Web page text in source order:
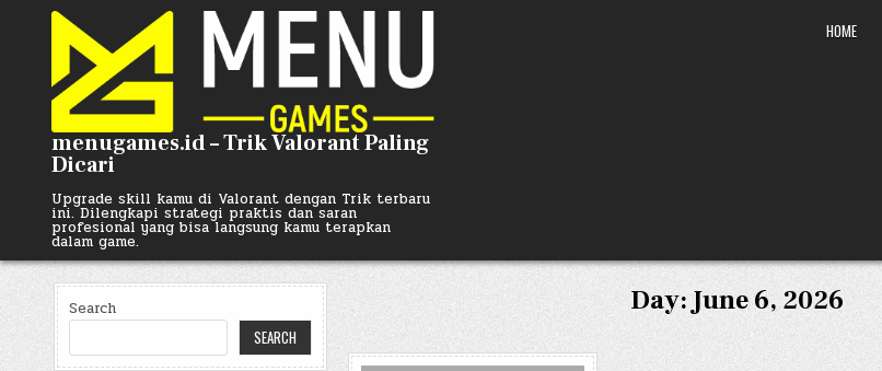
menugames.id – Trik Valorant Paling
Dicari
Upgrade skill kamu di Valorant dengan Trik terbaru
ini. Dilengkapi strategi praktis dan saran
profesional yang bisa langsung kamu terapkan
dalam game.
HOME
Search
SEARCH
Day:June 6, 2026